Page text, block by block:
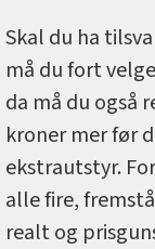
Skal du ha
må du fort
da må du også
kroner mer før
ekstrautstyr.
alle fire,
realt og